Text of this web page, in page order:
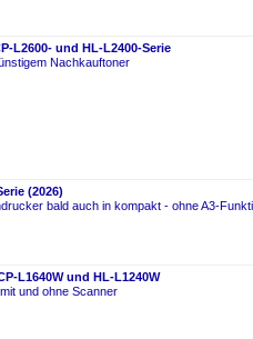
L2600- und HL-L2400-Serie
Nachkauftoner
(2026)
bald auch in kompakt - ohne A3-
L1640W und HL-L1240W
und ohne Scanner